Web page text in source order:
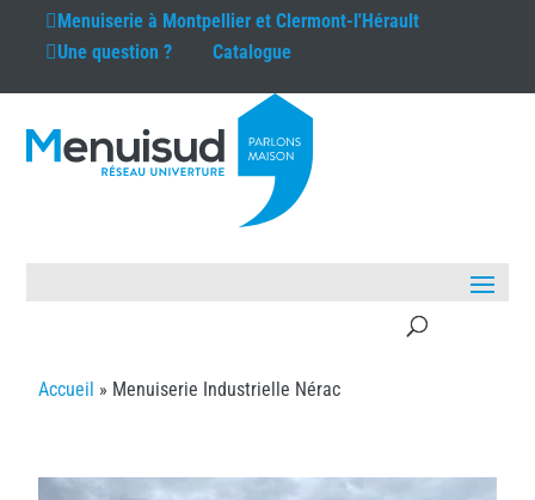
Menuiserie à Montpellier et Clermont-l'Hérault
Une question ?
Catalogue
Accueil » Menuiserie Industrielle Nérac